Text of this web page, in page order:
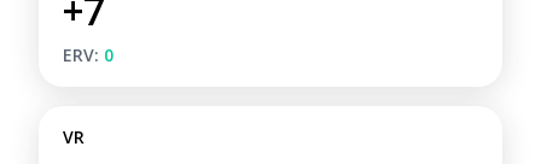
ERV: 0
VR